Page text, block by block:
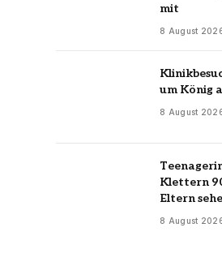
mit
8 August
um König
8 August
Klettern
Eltern
8 August